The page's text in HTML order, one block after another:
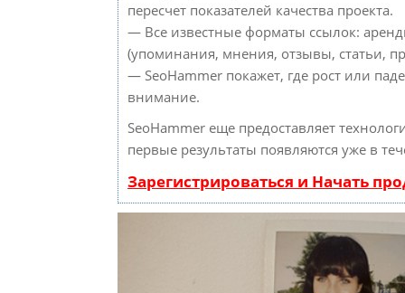
пересчет показателей качества проекта.
— Все известные форматы ссылок:
(упоминания, мнения, отзывы, статьи,
— SeoHammer покажет, где рост или
внимание.
SeoHammer еще предоставляет
первые результаты появляются уже в
Зарегистрироваться и Начать